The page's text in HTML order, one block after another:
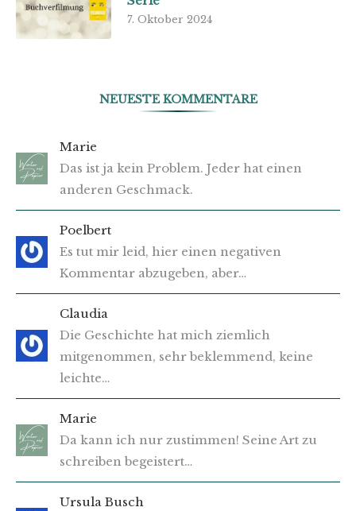
7. Oktober 2024
NEUESTE KOMMENTARE
Marie
Das ist ja kein Problem. Jeder hat einen
anderen Geschmack.
Poelbert
Es tut mir leid, hier einen negativen
Kommentar abzugeben, aber…
Claudia
Die Geschichte hat mich ziemlich
mitgenommen, sehr beklemmend, keine
leichte…
Marie
Da kann ich nur zustimmen! Seine Art zu
schreiben begeistert…
Ursula Busch